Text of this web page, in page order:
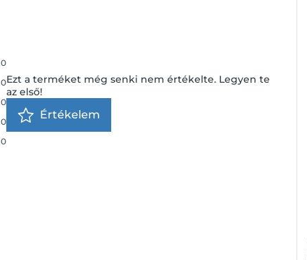
0
0
0
0
0
Ezt a terméket még senki nem értékelte. Legyen te
az első!
Értékelem